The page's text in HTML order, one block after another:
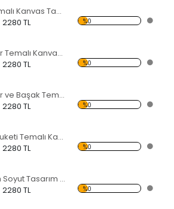
Lale Temalı Kanvas Tablo
2280 TL %0
Çiçekler Temalı Kanvas Tablo
2280 TL %0
Çiçekler ve Başak Temalı Kanvas Tablo
2280 TL %0
Çiçek Buketi Temalı Kanvas Tablo
2280 TL %0
Modern Soyut Tasarım 27 Temalı Kanvas Tablo
2280 TL %0